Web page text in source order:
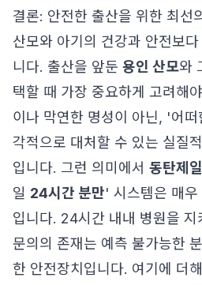
결론: 안전한 출산을 위한 최선
산모와 아기의 건강과 안전보
니다. 출산을 앞둔 용인 산모와
택할 때 가장 중요하게 고려해
이나 막연한 명성이 아닌, '어
각적으로 대처할 수 있는 실질
입니다. 그런 의미에서 동탄제
일 24시간 분만' 시스템은 매
입니다. 24시간 내내 병원을 지
문의의 존재는 예측 불가능한
한 안전장치입니다. 여기에 더